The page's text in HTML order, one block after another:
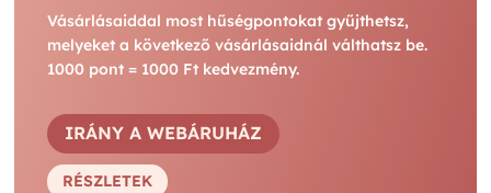
Vásárlásaiddal most hűségpontokat gyűjthetsz,
melyeket a következő vásárlásaidnál válthatsz be.
1000 pont = 1000 Ft kedvezmény.
IRÁNY A WEBÁRUHÁZ
RÉSZLETEK